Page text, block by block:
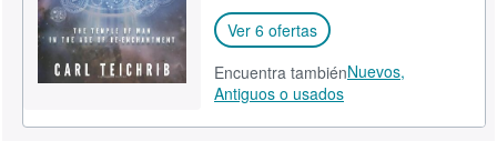
Ver 6 ofertas
Encuentra tambiénNuevos,
Antiguos o usados